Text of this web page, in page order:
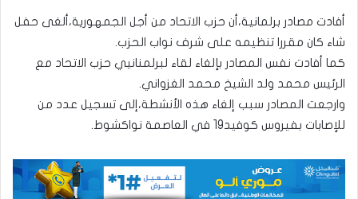
أفادت مصادر برلمانية،أن حزب الاتحاد من أجل الجمهورية،ألغى حفل
شاء كان مقررا تنظيمه على شرف نواب الحزب.
كما أفادت نفس المصادر بإلغاء لقاء لبرلمنانيي حزب الاتحاد مع
الرئيس محمد ولد الشيخ محمد الغزواني.
وارجعت المصادر سبب إلغاء هذه الأنشطة،إلى تسجيل عدد من
للإصابات بفيروس كوفيد19 في العاصمة نواكشوط.